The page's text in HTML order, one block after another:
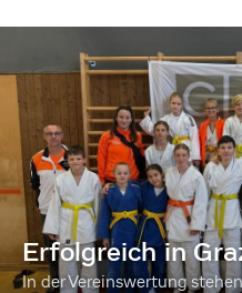
Erfolgreich in
In der Vereinswertung